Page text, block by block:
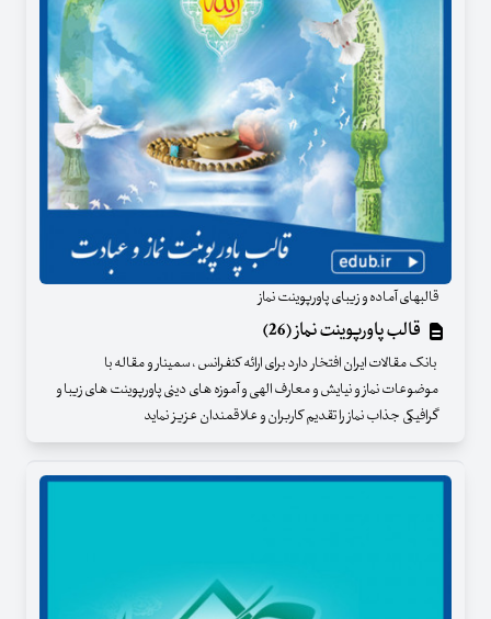
قالبهای آماده و زیبای پاورپوینت نماز
قالب پاورپوینت نماز (26)
بانک مقالات ایران افتخار دارد برای ارائه کنفرانس ، سمینار و مقاله با
موضوعات نماز و نیایش و معارف الهی و آموزه های دینی پاورپوینت های زیبا و
گرافیکی جذاب نماز را تقدیم کاربران و علاقمندان عزیز نماید